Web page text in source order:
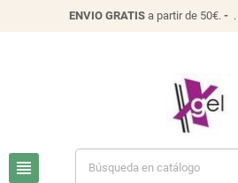
ENVIO GRATIS a partir de 50€. - .
view_headline